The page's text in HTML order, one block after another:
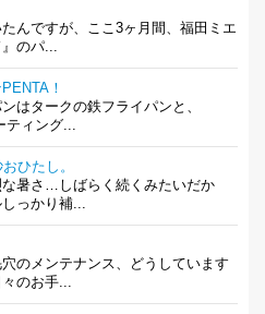
んですが、ここ3ヶ月間、福田ミエ
のパ...
！
はタークの鉄フライパンと、
ティング...
ひたし。
暑さ…しばらく続くみたいだか
っかり補...
のメンテナンス、どうしています
のお手...